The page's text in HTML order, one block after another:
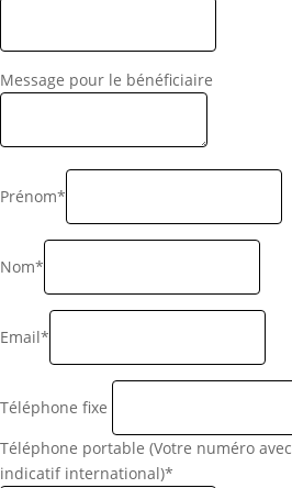
Message pour le bénéficiaire
Prénom*
Nom*
Email*
Téléphone fixe
Téléphone portable (Votre numéro avec
indicatif international)*